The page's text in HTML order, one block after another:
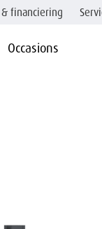
Occasions
financiering